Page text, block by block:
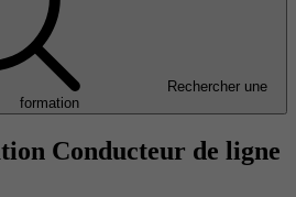
Rechercher une
formation
Conducteur de ligne